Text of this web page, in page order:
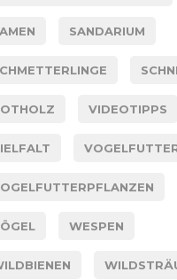
SANDARIUM
VIDEOTIPPS
WESPEN